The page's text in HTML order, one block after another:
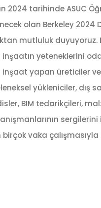
2024 tarihinde ASUC
olan Berkeley 2024
mutluluk duyuyoruz.
yeteneklerini
yapan üreticiler
yükleniciler, dış
BIM tedarikçileri,
birçok vaka